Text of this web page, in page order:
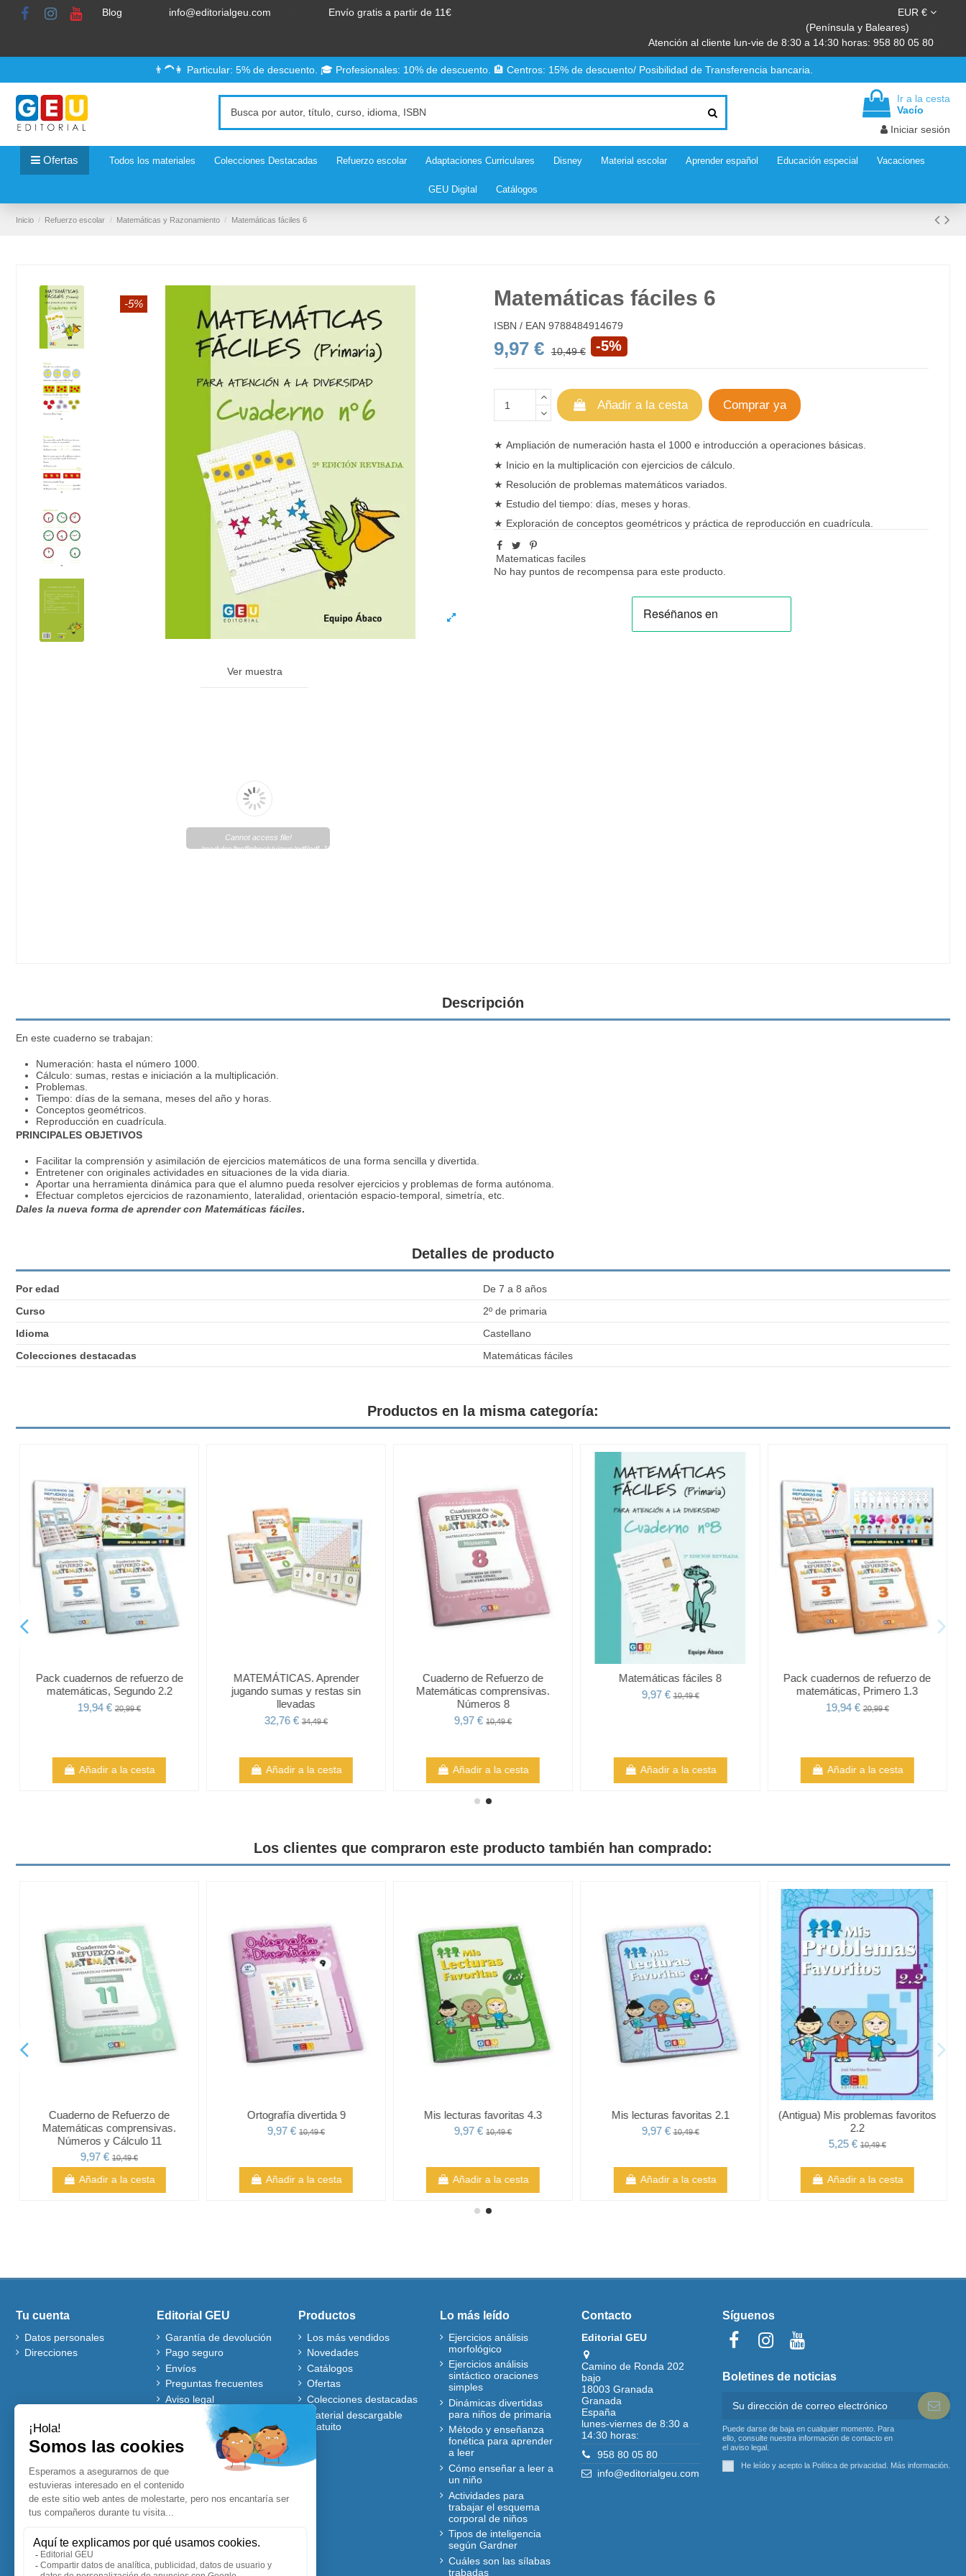
Blog info@editorialgeu.com Envío gratis a partir de 11€
EUR €
(Península y Baleares)
Atención al cliente lun-vie de 8:30 a 14:30 horas: 958 80 05 80
👨‍🦱👩 Particular: 5% de descuento. 🎓 Profesionales: 10% de descuento. 🏨 Centros: 15% de descuento/ Posibilidad de Transferencia bancaria.
Ir a la cesta
Vacío
Iniciar sesión
Ofertas Todos los materiales Colecciones Destacadas Refuerzo escolar Adaptaciones Curriculares Disney Material escolar Aprender español Educación especial Vacaciones
GEU Digital Catálogos
Inicio Refuerzo escolar Matemáticas y Razonamiento Matemáticas fáciles 6
-5%
Ver muestra
Cannot access file!
/modules/lpsflipbook/views/pdf/pdf_188_1.pdf
Matemáticas fáciles 6
ISBN / EAN 9788484914679
9,97 € 10,49 € -5%
Añadir a la cesta Comprar ya
★ Ampliación de numeración hasta el 1000 e introducción a operaciones básicas.
★ Inicio en la multiplicación con ejercicios de cálculo.
★ Resolución de problemas matemáticos variados.
★ Estudio del tiempo: días, meses y horas.
★ Exploración de conceptosgeométricos y práctica de reproducción en cuadrícula.
Matematicas faciles
No hay puntos de recompensa para este producto.
Descripción
En este cuaderno se trabajan:
Numeración: hasta el número 1000.
Cálculo: sumas, restas e iniciación a la multiplicación.
Problemas.
Tiempo: días de la semana, meses del año y horas.
Conceptos geométricos.
Reproducción en cuadrícula.
PRINCIPALES OBJETIVOS
Facilitar la comprensión y asimilación de ejercicios matemáticos de una forma sencilla y divertida.
Entretener con originales actividades en situaciones de la vida diaria.
Aportar una herramienta dinámica para que el alumno pueda resolver ejercicios y problemas de forma autónoma.
Efectuar completos ejercicios de razonamiento, lateralidad, orientación espacio-temporal, simetría, etc.
Dales la nueva forma de aprender con Matemáticas fáciles.
Detalles de producto
Por edad
De 7 a 8 años
Curso
2º de primaria
Idioma
Castellano
Colecciones destacadas
Matemáticas fáciles
Productos en la misma categoría:
Pack cuadernos de refuerzo de
matemáticas, Segundo 2.2
19,94 €20,99 €
Añadir a la cesta
MATEMÁTICAS. Aprender
jugando sumas y restas sin
llevadas
32,76 € 34,49 €
Añadir a la cesta
Cuaderno de Refuerzo de
Matemáticas comprensivas.
Números 8
9,97 €10,49 €
Añadir a la cesta
Matemáticas fáciles 8
9,97 €10,49 €
Añadir a la cesta
Pack cuadernos de refuerzo de
matemáticas, Primero 1.3
19,94 €20,99 €
Añadir a la cesta
Los clientes que compraron este producto también han comprado:
Cuaderno de Refuerzo de
Matemáticas comprensivas.
Números y Cálculo 11
9,97 €10,49 €
Añadir a la cesta
Ortografía divertida 9
9,97 € 10,49 €
Añadir a la cesta
Mis lecturas favoritas 4.3
9,97 €10,49 €
Añadir a la cesta
Mis lecturas favoritas 2.1
9,97 €10,49 €
Añadir a la cesta
(Antigua) Mis problemas favoritos
2.2
5,25 €10,49 €
Añadir a la cesta
Tu cuenta
Datos personales
Direcciones
Editorial GEU
Garantía de devolución
Pago seguro
Envíos
Preguntas frecuentes
Aviso legal
Quiénes somos
Política de cookies
Autores
Ventajas de comprar en
nuestra web
Cuentos Disney
Accesibles para Todos
Planificadores y
Lecturas comprensivas
Blog
Productos
Los más vendidos
Novedades
Catálogos
Ofertas
Colecciones destacadas
Material descargable
gratuito
Lo más leído
Ejercicios análisis
morfológico
Ejercicios análisis
sintáctico oraciones
simples
Dinámicas divertidas
para niños de primaria
Método y enseñanza
fonética para aprender
a leer
Cómo enseñar a leer a
un niño
Actividades para
trabajar el esquema
corporal de niños
Tipos de inteligencia
según Gardner
Cuáles son las sílabas
trabadas
Contacto
Editorial GEU
Camino de Ronda 202
bajo
18003 Granada
Granada
España
lunes-viernes de 8:30 a
14:30 horas:
958 80 05 80
info@editorialgeu.com
Síguenos
Boletines de noticias
Puede darse de baja en cualquier momento. Para
ello, consulte nuestra información de contacto en
el aviso legal.
He leído y acepto la Política de privacidad. Más información